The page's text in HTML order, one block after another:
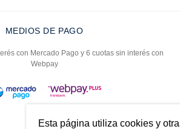
MEDIOS DE PAGO
con Mercado Pago y 6 cuotas sin interés con
Webpay
Esta página utiliza cookies y